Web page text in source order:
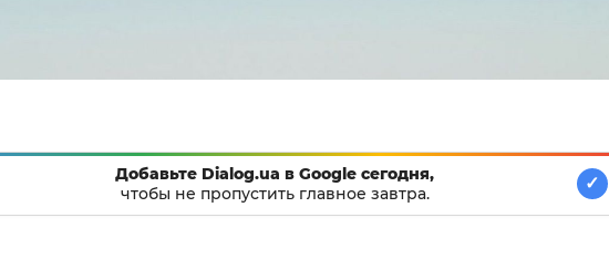
Добавьте Dialog.ua в Google сегодня,
чтобы не пропустить главное завтра.
✓